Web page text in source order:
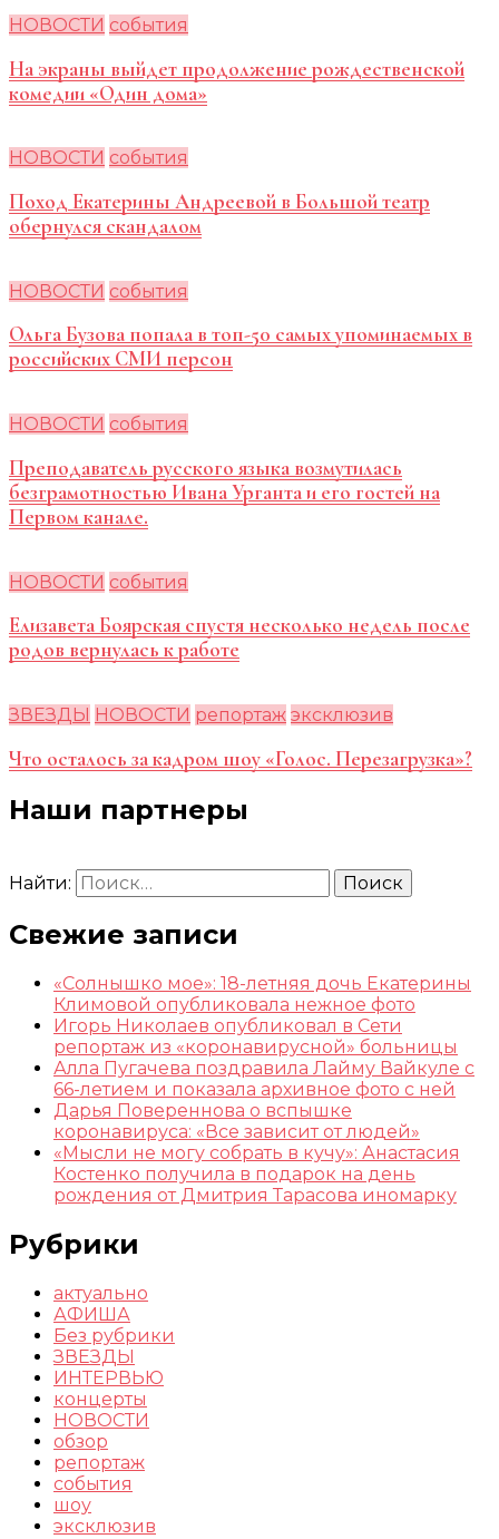
НОВОСТИ события
На экраны выйдет продолжение рождественской
комедии «Один дома»
НОВОСТИ события
Поход Екатерины Андреевой в Большой театр
обернулся скандалом
НОВОСТИ события
Ольга Бузова попала в топ-50 самых упоминаемых в
российских СМИ персон
НОВОСТИ события
Преподаватель русского языка возмутилась
безграмотностью Ивана Урганта и его гостей на
Первом канале.
НОВОСТИ события
Елизавета Боярская спустя несколько недель после
родов вернулась к работе
ЗВЕЗДЫ НОВОСТИ репортаж эксклюзив
Что осталось за кадром шоу «Голос. Перезагрузка»?
Наши партнеры
Найти:
Свежие записи
«Солнышко мое»: 18-летняя дочь Екатерины
Климовой опубликовала нежное фото
Игорь Николаев опубликовал в Сети
репортаж из «коронавирусной» больницы
Алла Пугачева поздравила Лайму Вайкуле с
66-летием и показала архивное фото с ней
Дарья Повереннова о вспышке
коронавируса: «Все зависит от людей»
«Мысли не могу собрать в кучу»: Анастасия
Костенко получила в подарок на день
рождения от Дмитрия Тарасова иномарку
Рубрики
актуально
АФИША
Без рубрики
ЗВЕЗДЫ
ИНТЕРВЬЮ
концерты
НОВОСТИ
обзор
репортаж
события
шоу
эксклюзив